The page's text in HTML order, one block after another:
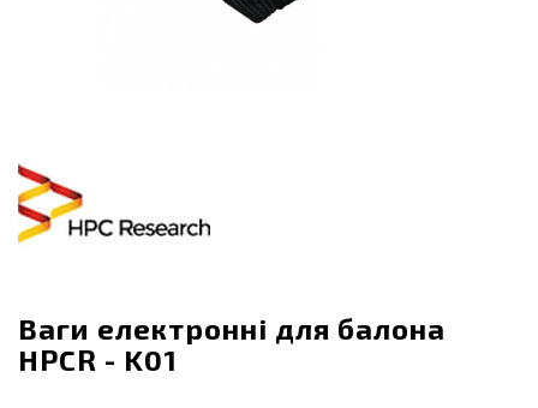
Ваги електронні для балона
HPCR - K01